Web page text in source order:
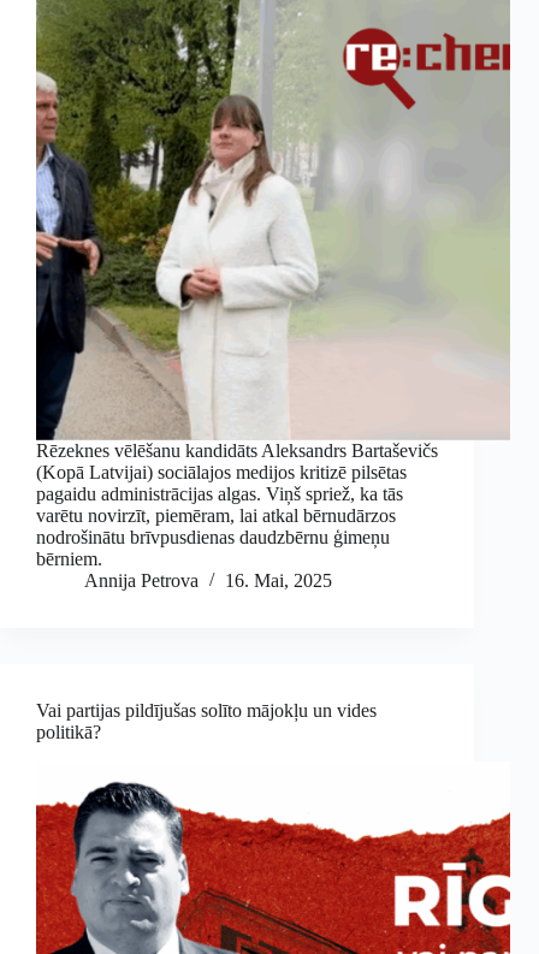
Rēzeknes vēlēšanu kandidāts Aleksandrs Bartaševičs
(Kopā Latvijai) sociālajos medijos kritizē pilsētas
pagaidu administrācijas algas. Viņš spriež, ka tās
varētu novirzīt, piemēram, lai atkal bērnudārzos
nodrošinātu brīvpusdienas daudzbērnu ģimeņu
bērniem.
Annija Petrova
16. Mai, 2025
Vai partijas pildījušas solīto mājokļu un vides
politikā?